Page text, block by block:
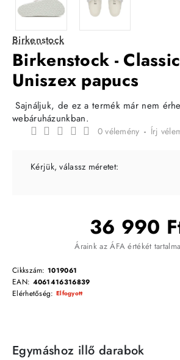
Birkenstock
Birkenstock -
Uniszex papucs
Sajnáljuk, de ez a termék már nem
webáruházunkban.
0 vélemény - Írj
36 990
Áraink az ÁFA értékét
Cikkszám: 1019061
EAN: 4061416316839
Elérhetőség: Elfogyott
Kérjük, válassz méretet:
Egymáshoz illő darabok